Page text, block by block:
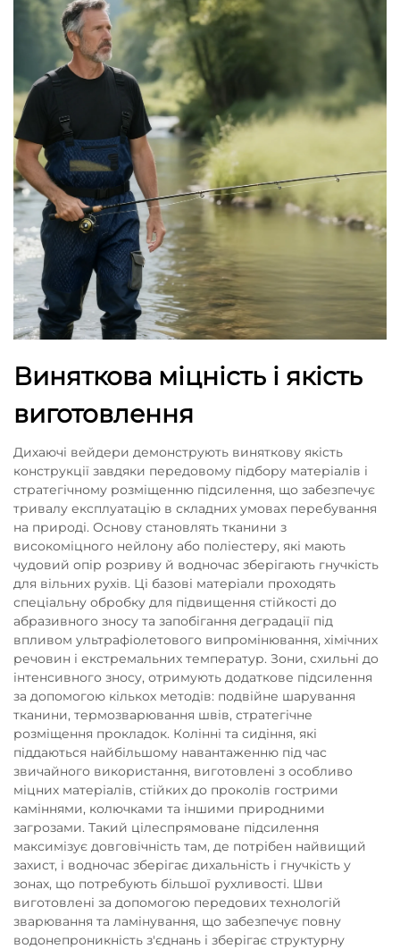
Виняткова міцність і якість
виготовлення
Дихаючі вейдери демонструють виняткову якість
конструкції завдяки передовому підбору матеріалів і
стратегічному розміщенню підсилення, що забезпечує
тривалу експлуатацію в складних умовах перебування
на природі. Основу становлять тканини з
високоміцного нейлону або поліестеру, які мають
чудовий опір розриву й водночас зберігають гнучкість
для вільних рухів. Ці базові матеріали проходять
спеціальну обробку для підвищення стійкості до
абразивного зносу та запобігання деградації під
впливом ультрафіолетового випромінювання, хімічних
речовин і екстремальних температур. Зони, схильні до
інтенсивного зносу, отримують додаткове підсилення
за допомогою кількох методів: подвійне шарування
тканини, термозварювання швів, стратегічне
розміщення прокладок. Колінні та сидіння, які
піддаються найбільшому навантаженню під час
звичайного використання, виготовлені з особливо
міцних матеріалів, стійких до проколів гострими
каміннями, колючками та іншими природними
загрозами. Такий цілеспрямоване підсилення
максимізує довговічність там, де потрібен найвищий
захист, і водночас зберігає дихальність і гнучкість у
зонах, що потребують більшої рухливості. Шви
виготовлені за допомогою передових технологій
зварювання та ламінування, що забезпечує повну
водонепроникність з'єднань і зберігає структурну